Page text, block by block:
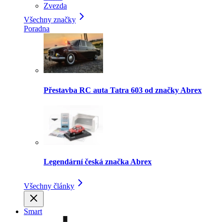
Zvezda
Všechny značky
Poradna
Přestavba RC auta Tatra 603 od značky Abrex
Legendární česká značka Abrex
Všechny články
Smart